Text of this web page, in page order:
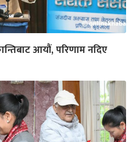
आयौं, परिणाम नदिए